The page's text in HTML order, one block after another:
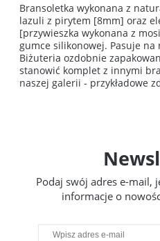
Bransoletka wykonana z
lazuli z pirytem [8mm] oraz
[przywieszka wykonana z
gumce silikonowej. Pasuje na
Biżuteria ozdobnie
stanowić komplet z innymi
naszej galerii - przykładowe
Podaj swój adres e-mail,
informacje o